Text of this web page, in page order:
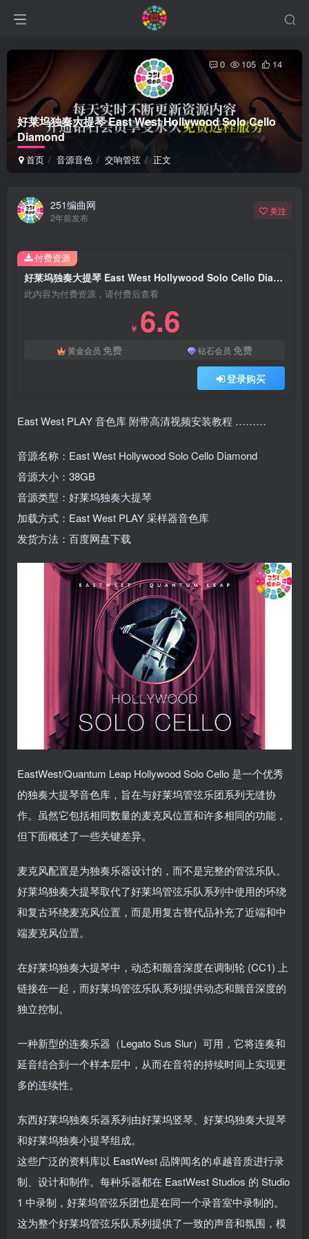
好莱坞独奏大提琴 East West Hollywood Solo Cello
Diamond
首页 音源音色 交响管弦 正文
0 105 14
251编曲网
2年前发布
关注
好莱坞独奏大提琴 East West Hollywood Solo Cello Diamond
此内容为付费资源，请付费后查看
￥ 6.6
黄金会员 免费 钻石会员 免费
登录购买
付费资源
East West PLAY 音色库 附带高清视频安装教程 ………
音源名称：East West Hollywood Solo Cello Diamond
音源大小：38GB
音源类型：好莱坞独奏大提琴
加载方式：East West PLAY 采样器音色库
发货方法：百度网盘下载
EastWest/Quantum Leap Hollywood Solo Cello 是一个优秀
的独奏大提琴音色库，旨在与好莱坞管弦乐团系列无缝协
作。虽然它包括相同数量的麦克风位置和许多相同的功能，
但下面概述了一些关键差异。
麦克风配置是为独奏乐器设计的，而不是完整的管弦乐队。
好莱坞独奏大提琴取代了好莱坞管弦乐队系列中使用的环绕
和复古环绕麦克风位置，而是用复古替代品补充了近端和中
端麦克风位置。
在好莱坞独奏大提琴中，动态和颤音深度在调制轮 (CC1) 上
链接在一起，而好莱坞管弦乐队系列提供动态和颤音深度的
独立控制。
一种新型的连奏乐器（Legato Sus Slur）可用，它将连奏和
延音结合到一个样本层中，从而在音符的持续时间上实现更
多的连续性。
东西好莱坞独奏乐器系列由好莱坞竖琴、好莱坞独奏大提琴
和好莱坞独奏小提琴组成。
这些广泛的资料库以 EastWest 品牌闻名的卓越音质进行录
制、设计和制作。每种乐器都在 EastWest Studios 的 Studio
1 中录制，好莱坞管弦乐团也是在同一个录音室中录制的。
这为整个好莱坞管弦乐队系列提供了一致的声音和氛围，模